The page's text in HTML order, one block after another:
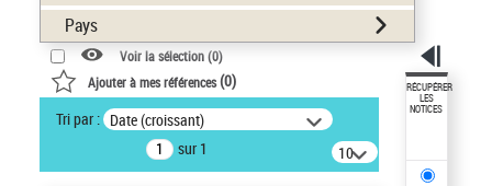
Pays
Voir la sélection (0)
Ajouter à mes références(0)
Tri par : Date (croissant)
sur 1
10
résultats/page
RÉCUPÉRER
LES
NOTICES